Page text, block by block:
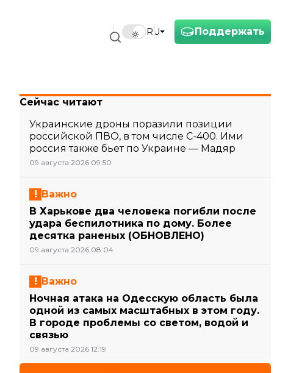
Поддержать
RU
Сейчас читают
Украинские дроны поразили позиции
российской ПВО, в том числе С-400. Ими
россия также бьет по Украине — Мадяр
09 августа 2026 09:50
Важно
В Харькове два человека погибли после
удара беспилотника по дому. Более
десятка раненых (ОБНОВЛЕНО)
09 августа 2026 08:04
Важно
Ночная атака на Одесскую область была
одной из самых масштабных в этом году.
В городе проблемы со светом, водой и
связью
09 августа 2026 12:19